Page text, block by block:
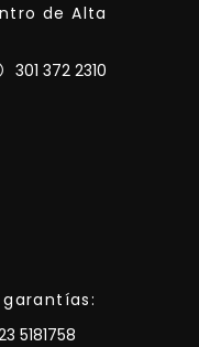
de Alta
301 372 2310
5181758